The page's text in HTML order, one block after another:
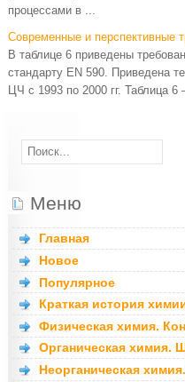
процессами в ...
Современные и перспективные
В таблице 6 приведены
стандарту EN 590. Приведена
ЦЧ с 1993 по 2000 гг. Таблица
Меню
Главная
Новое
Популярное
Краткая история
Физическая химия.
Органическая химия.
Неорганическая